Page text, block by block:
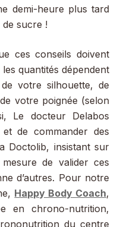
demi-heure plus tard
de sucre !
ces conseils doivent
quantités dépendent
votre silhouette, de
votre poignée (selon
Le docteur Delabos
de commander des
Doctolib, insistant sur
de valider ces
d’autres. Pour notre
Happy Body Coach,
en chrono-nutrition,
du centre